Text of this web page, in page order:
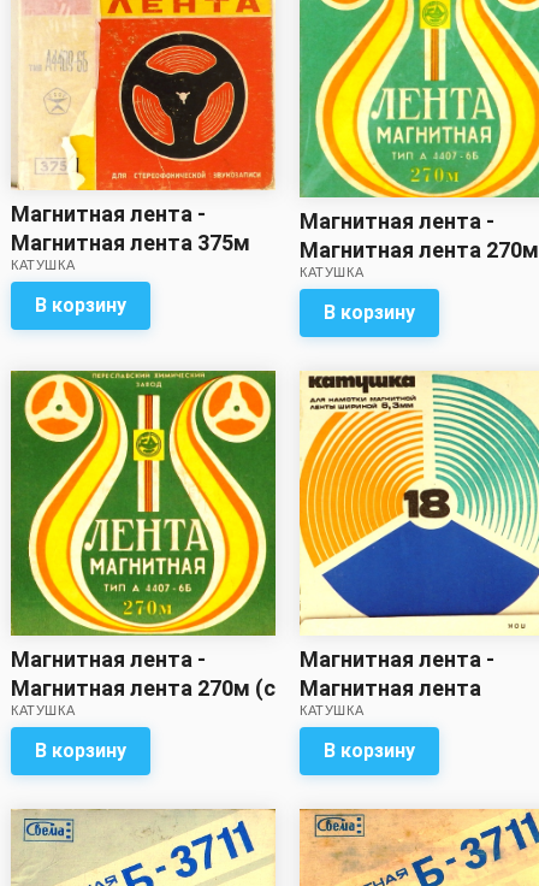
Магнитная лента -
Магнитная лента 375м
Свема (с записью)*
КАТУШКА
В корзину
Магнитная лента -
Магнитная лента
записью)
КАТУШКА
В корзину
Магнитная лента -
Магнитная лента 270м (с
записью)
КАТУШКА
В корзину
Магнитная лента -
Магнитная лента
(520м?) с записью
КАТУШКА
В корзину